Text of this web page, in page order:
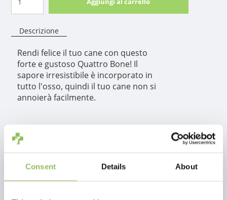
Consent Details About
Descrizione
Rendi felice il tuo cane con questo
forte e gustoso Quattro Bone! Il
sapore irresistibile è incorporato in
tutto l'osso, quindi il tuo cane non si
annoierà facilmente.
Informazioni sul
prodotto
Rendi felice il tuo cane con questo forte e gustoso Quattro Bone! Il
sapore irresistibile è incorporato in tutto l'osso, quindi il tuo cane